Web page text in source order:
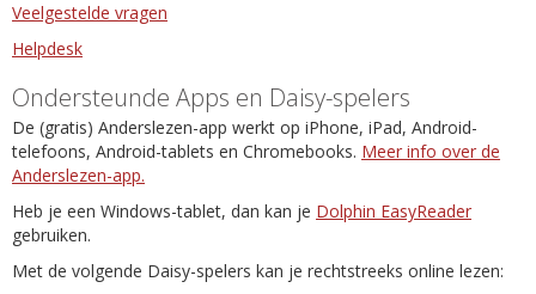
Veelgestelde vragen
Helpdesk
Ondersteunde Apps en Daisy-spelers
De (gratis) Anderslezen-app werkt op iPhone, iPad, Android-
telefoons, Android-tablets en Chromebooks. Meer info over de
Anderslezen-app.
Heb je een Windows-tablet, dan kan je Dolphin EasyReader
gebruiken.
Met de volgende Daisy-spelers kan je rechtstreeks online lezen: